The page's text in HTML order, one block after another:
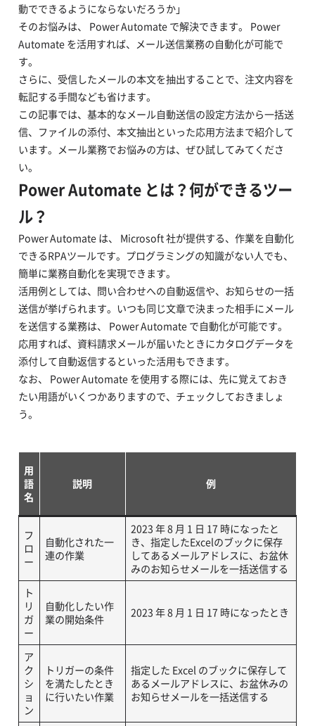
動でできるようにならないだろうか」
そのお悩みは、 Power Automate で解決できます。 Power
Automate を活用すれば、メール送信業務の自動化が可能で
す。
さらに、受信したメールの本文を抽出することで、注文内容を
転記する手間なども省けます。
この記事では、基本的なメール自動送信の設定方法から一括送
信、ファイルの添付、本文抽出といった応用方法まで紹介して
います。メール業務でお悩みの方は、ぜひ試してみてくださ
い。
Power Automate とは？何ができるツー
ル？
Power Automate は、 Microsoft 社が提供する、作業を自動化
できるRPAツールです。プログラミングの知識がない人でも、
簡単に業務自動化を実現できます。
活用例としては、問い合わせへの自動返信や、お知らせの一括
送信が挙げられます。いつも同じ文章で決まった相手にメール
を送信する業務は、 Power Automate で自動化が可能です。
応用すれば、資料請求メールが届いたときにカタログデータを
添付して自動返信するといった活用もできます。
なお、 Power Automate を使用する際には、先に覚えておき
たい用語がいくつかありますので、チェックしておきましょ
う。
用
語
名
説明 例
フ
ロ
ー
自動化された一
連の作業
2023 年 8 月 1 日 17 時になったと
き、指定したExcelのブックに保存
してあるメールアドレスに、お盆休
みのお知らせメールを一括送信する
ト
リ
ガ
ー
自動化したい作
業の開始条件
2023 年 8 月 1 日 17 時になったとき
ア
ク
シ
ョ
ン
トリガーの条件
を満たしたとき
に行いたい作業
指定した Excel のブックに保存して
あるメールアドレスに、お盆休みの
お知らせメールを一括送信する